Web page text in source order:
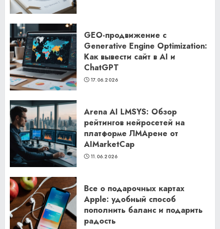
GEO-продвижение с
Generative Engine Optimization:
Как вывести сайт в AI и
ChatGPT
17.06.2026
Arena AI LMSYS: Обзор
рейтингов нейросетей на
платформе ЛМАрене от
AIMarketCap
11.06.2026
Все о подарочных картах
Apple: удобный способ
пополнить баланс и подарить
радость